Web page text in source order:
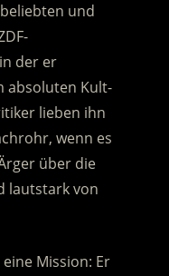
und
der er
absoluten Kult-
lieben ihn
wenn es
über die
lautstark von
Mission: Er